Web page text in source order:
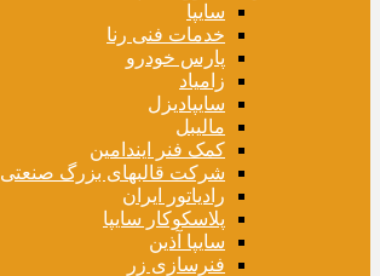
سایپا
خدمات فنی رنا
پارس خودرو
زامیاد
سایپادیزل
مالیبل
کمک فنر ایندامین
شرکت قالبهای بزرگ صنعتی
رادیاتور ایران
پلاسکوکار سایپا
سایپا آذین
فنرسازی زر